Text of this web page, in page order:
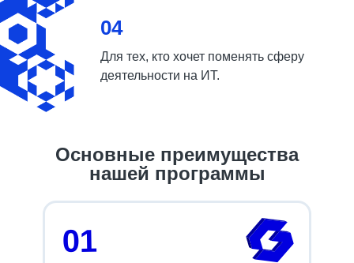
Для тех, кто хочет поменять сферу
деятельности на ИТ.
04
Основные преимущества
нашей программы
01